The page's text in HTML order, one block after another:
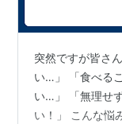
突然ですが皆さ
い…」 「食べる
い…」 「無理せ
い！」 こんな悩